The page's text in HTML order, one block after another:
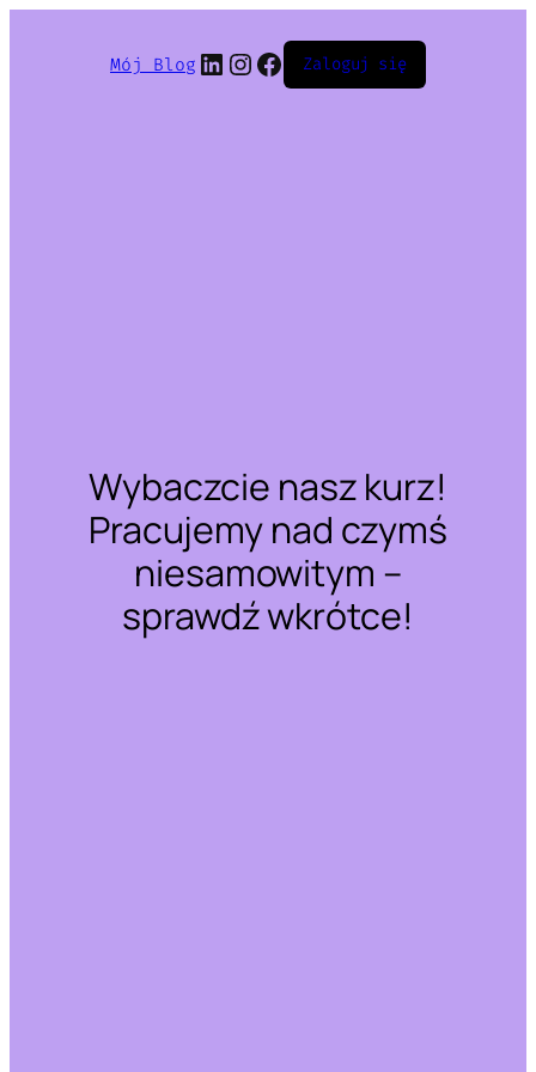
Mój Blog LinkedIn
Instagram
Facebook
Zaloguj się
Wybaczcie nasz kurz!
Pracujemy nad czymś
niesamowitym –
sprawdź wkrótce!